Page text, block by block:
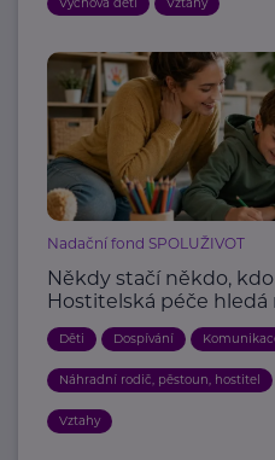
Výchova dětí Vztahy
Nadační fond SPOLUŽIVOT
Někdy stačí někdo,
Hostitelská péče hledá
Děti Dospívání
Náhradní rodič, pěstoun, hostitel
Vztahy